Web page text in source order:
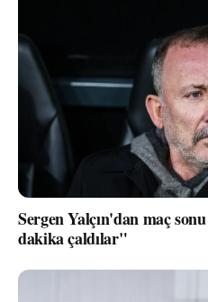
Sergen Yalçın'dan maç
dakika çaldılar"